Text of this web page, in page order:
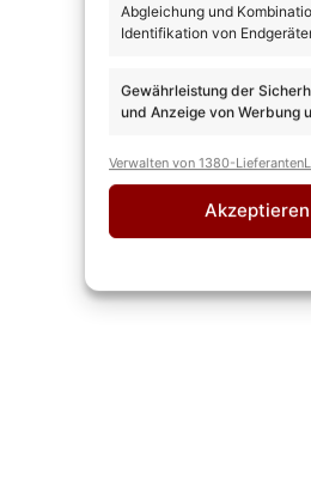
Abgleichung und
Identifikation von
Gewährleistung der
und Anzeige von Werbung
Verwalten von 1380-Lieferanten
Akzeptieren